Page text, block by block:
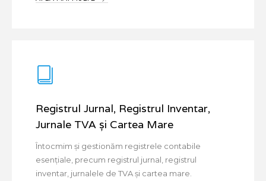
Registrul Jurnal, Registrul Inventar,
Jurnale TVA și Cartea Mare
Întocmim și gestionăm registrele contabile
esențiale, precum registrul jurnal, registrul
inventar, jurnalele de TVA și cartea mare.